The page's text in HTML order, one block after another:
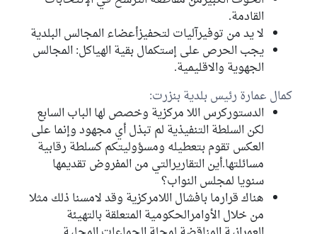
القادمة.
لا يد من توفيرآليات لتحفيزأعضاء المجالس البلدية
يجب الحرص على إستكمال بقية الهياكل: المجالس
الجهوية والاقليمية.
كمال عمارة رئيس بلدية بنزرت:
الدستوركرس اللا مركزية وخصص لها الباب السابع
لكن السلطة التنفيذية لم تبذل أي مجهود وإنما على
العكس تقوم بتعطيله ومسؤوليتكم كسلطة رقابية
مسائلتها.أين التقاريرالتي من المفروض تقديمها
سنويا لمجلس النواب؟
هناك قرارما بافشال اللامركزية وقد لامسنا ذلك مثلا
من خلال الأوامرالحكومية المتعلقة بالتهيئة